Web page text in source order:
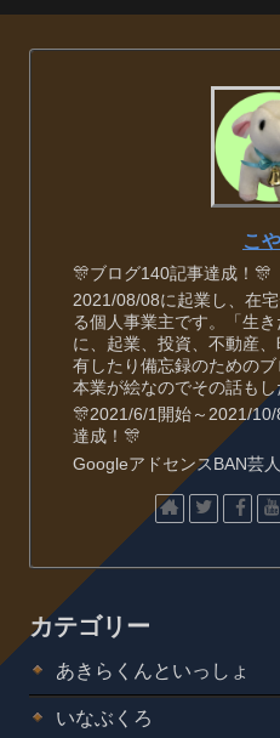
こ
🎊ブログ140記事達成！🎊
2021/08/08に起業し、在
る個人事業主です。「生
に、起業、投資、不動産
有したり備忘録のためのブ
本業が絵なのでその話もし
🎊2021/6/1開始～2021/
達成！🎊
GoogleアドセンスBAN芸人
カテゴリー
あきらくんといっしょ
いなぶくろ